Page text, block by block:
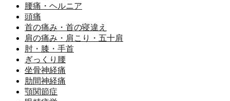
腰痛・ヘルニア
頭痛
首の痛み・首の寝違え
肩の痛み・肩こり・五十肩
肘・膝・手首
ぎっくり腰
坐骨神経痛
肋間神経痛
顎関節症